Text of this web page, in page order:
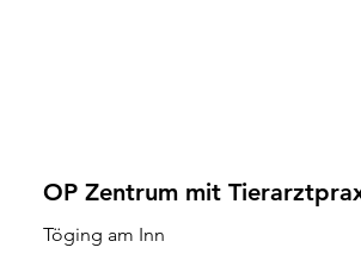
OP Zentrum mit
Töging am Inn